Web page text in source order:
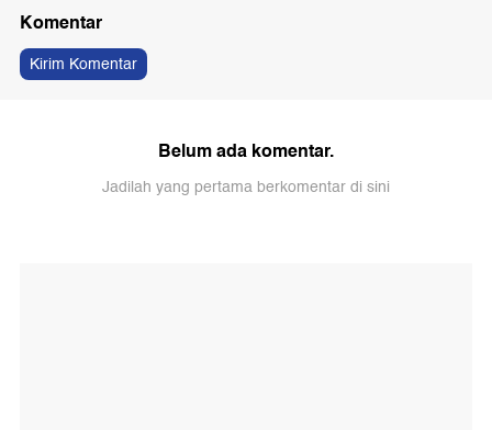
Komentar
Kirim Komentar
Belum ada komentar.
Jadilah yang pertama berkomentar di sini